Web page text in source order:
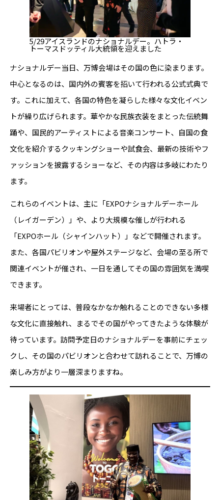
5/29アイスランドのナショナルデー。ハトラ・
トーマスドッティル大統領を迎えました
ナショナルデー当日、万博会場はその国の色に染まります。
中心となるのは、国内外の賓客を招いて行われる公式式典で
す。これに加えて、各国の特色を凝らした様々な文化イベン
トが繰り広げられます。華やかな民族衣装をまとった伝統舞
踊や、国民的アーティストによる音楽コンサート、自国の食
文化を紹介するクッキングショーや試食会、最新の技術やフ
ァッションを披露するショーなど、その内容は多岐にわたり
ます。
これらのイベントは、主に「EXPOナショナルデーホール
（レイガーデン）」や、より大規模な催しが行われる
「EXPOホール（シャインハット）」などで開催されます。
また、各国パビリオンや屋外ステージなど、会場の至る所で
関連イベントが催され、一日を通してその国の雰囲気を満喫
できます。
来場者にとっては、普段なかなか触れることのできない多様
な文化に直接触れ、まるでその国がやってきたような体験が
待っています。訪問予定日のナショナルデーを事前にチェッ
クし、その国のパビリオンと合わせて訪れることで、万博の
楽しみ方がより一層深まりますね。